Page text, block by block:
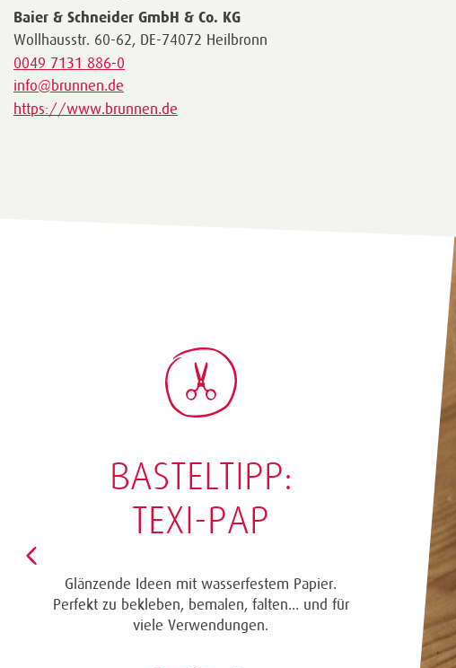
Baier & Schneider GmbH & Co. KG
Wollhausstr. 60-62, DE-74072 Heilbronn
0049 7131 886-0
info@brunnen.de
https://www.brunnen.de
BASTELTIPP:
TEXI-PAP
Glänzende Ideen mit wasserfestem Papier.
Perfekt zu bekleben, bemalen, falten... und für
viele Verwendungen.